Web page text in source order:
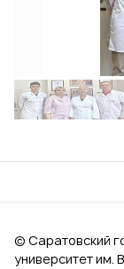
© Саратовский
университет им.